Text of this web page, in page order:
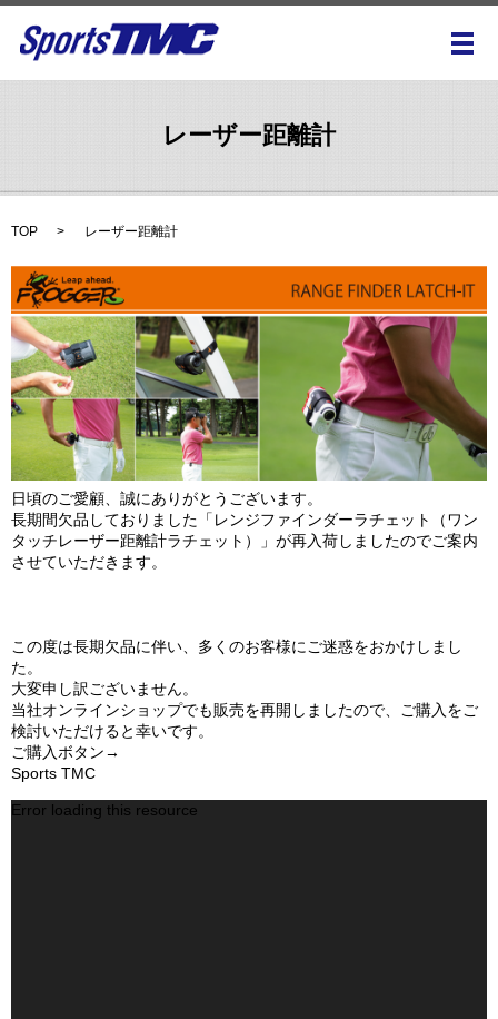
メ
レーザー距離計
TOP レーザー距離計
日頃のご愛顧、誠にありがとうございます。
長期間欠品しておりました「レンジファインダーラチェット（ワン
タッチレーザー距離計ラチェット）」が再入荷しましたのでご案内
させていただきます。
この度は長期欠品に伴い、多くのお客様にご迷惑をおかけしまし
た。
大変申し訳ございません。
当社オンラインショップでも販売を再開しましたので、ご購入をご
検討いただけると幸いです。
ご購入ボタン→
Sports TMC
Error loading this resource